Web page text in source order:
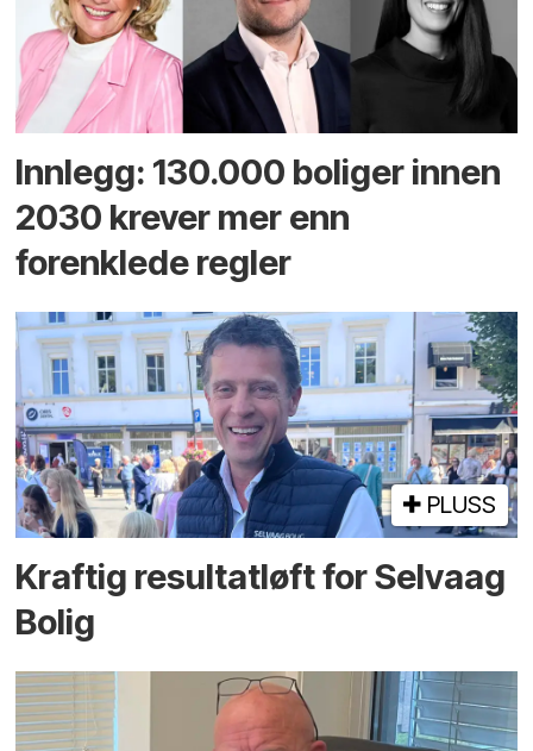
Innlegg: 130.000 boliger innen
2030 krever mer enn
forenklede regler
PLUSS
Kraftig resultatløft for Selvaag
Bolig